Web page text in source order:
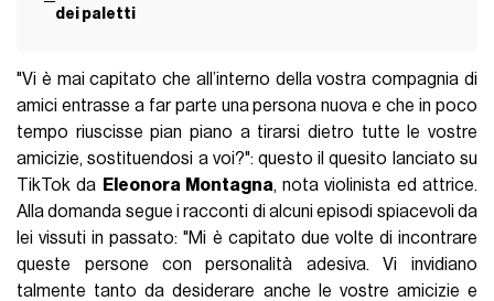
dei paletti
"Vi è mai capitato che all’interno della vostra compagnia di
amici entrasse a far parte una persona nuova e che in poco
tempo riuscisse pian piano a tirarsi dietro tutte le vostre
amicizie, sostituendosi a voi?": questo il quesito lanciato su
TikTok da Eleonora Montagna, nota violinista ed attrice.
Alla domanda segue i racconti di alcuni episodi spiacevoli da
lei vissuti in passato: "Mi è capitato due volte di incontrare
queste persone con personalità adesiva. Vi invidiano
talmente tanto da desiderare anche le vostre amicizie e